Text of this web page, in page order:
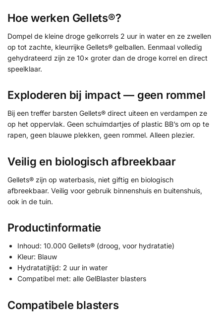
Hoe werken Gellets®?
Dompel de kleine droge gelkorrels 2 uur in water en ze zwellen
op tot zachte, kleurrijke Gellets® gelballen. Eenmaal volledig
gehydrateerd zijn ze 10× groter dan de droge korrel en direct
speelklaar.
Exploderen bij impact — geen rommel
Bij een treffer barsten Gellets® direct uiteen en verdampen ze
op het oppervlak. Geen schuimdartjes of plastic BB’s om op te
rapen, geen blauwe plekken, geen rommel. Alleen plezier.
Veilig en biologisch afbreekbaar
Gellets® zijn op waterbasis, niet giftig en biologisch
afbreekbaar. Veilig voor gebruik binnenshuis en buitenshuis,
ook in de tuin.
Productinformatie
Inhoud: 10.000 Gellets® (droog, voor hydratatie)
Kleur: Blauw
Hydratatijtijd: 2 uur in water
Compatibel met: alle GelBlaster blasters
Compatibele blasters